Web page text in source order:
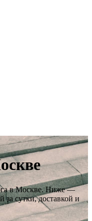
в Москве. Ниже —
за сутки, доставкой и